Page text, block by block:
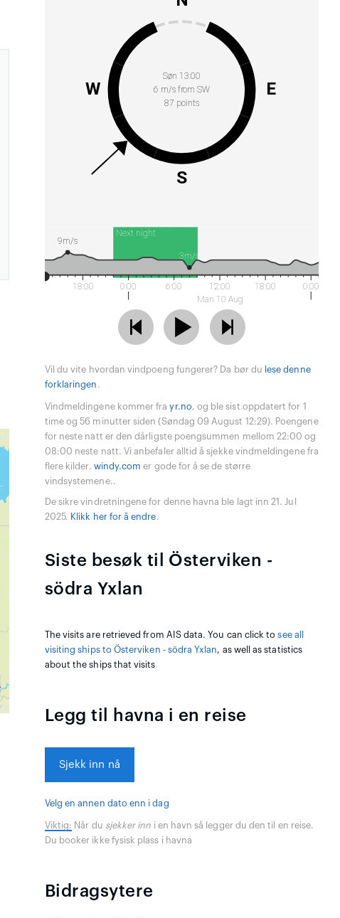
Søn 13:00
6 m/s from SW
87 points
E
S
W
Next night
18:00 0:00 6:00
12:00
Man 10 Aug
18:00 0:00
9m/s
3m/s
Vil du vite hvordan vindpoeng fungerer? Da bør du lese denne
forklaringen .
Vindmeldingene kommer frayr.no, og ble sist oppdatert for 1
time og 56 minutter siden (Søndag 09 August 12:29). Poengene
for neste natt er den dårligste poengsummen mellom 22:00 og
08:00 neste natt. Vi anbefaler alltid å sjekke vindmeldingene fra
flere kilder. windy.com er gode for å se de større
vindsystemene..
De sikre vindretningene for denne havna ble lagt inn 21. Jul
2025. Klikk her for å endre.
Siste besøk til Österviken -
södra Yxlan
The visits are retrieved from AIS data. You can click tosee all
visiting ships to Österviken - södra Yxlan, as well as statistics
about the ships that visits
Legg til havna i en reise
Sjekk inn nå
Velg en annen dato enn i dag
Viktig: Når du sjekker inn i en havn så legger du den til en reise.
Du booker ikke fysisk plass i havna
Bidragsytere